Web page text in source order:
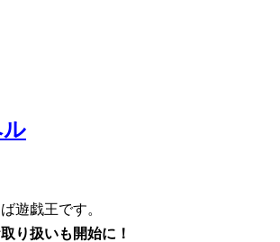
遊戯王です。
り扱いも開始に！